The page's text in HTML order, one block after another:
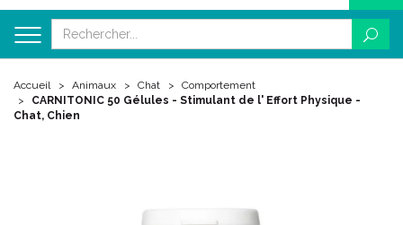
Accueil Animaux Chat
Comportement
CARNITONIC 50 Gélules - Stimulant de l' Effort Physique -
Chat, Chien